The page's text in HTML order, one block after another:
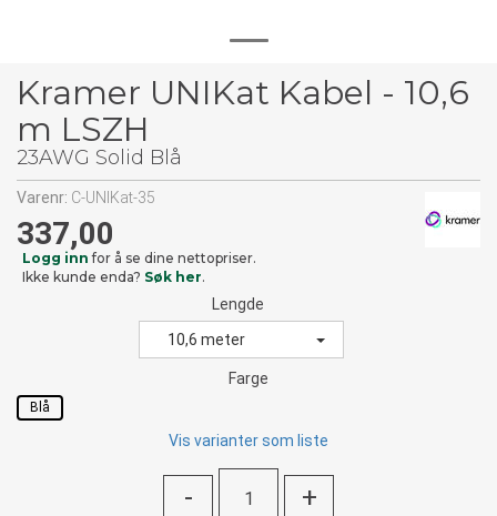
Kramer UNIKat Kabel - 10,6
m LSZH
23AWG Solid Blå
Varenr: C-UNIKat-35
337,00
Logg inn for å se dine nettopriser.
Ikke kunde enda? Søk her.
Lengde
10,6 meter
Farge
Blå
Vis varianter som liste
- +